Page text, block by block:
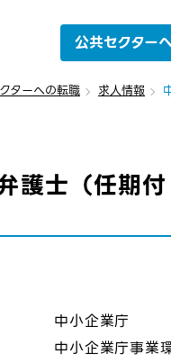
公共セクター
ターへの転職 求人情報
護士（任期
中小企業庁
中小企業庁事業